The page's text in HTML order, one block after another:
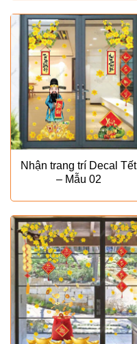
Nhận trang trí Decal Tết
– Mẫu 02